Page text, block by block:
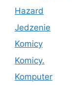
Hazard
Jedzenie
Komicy
Komicy.
Komputer